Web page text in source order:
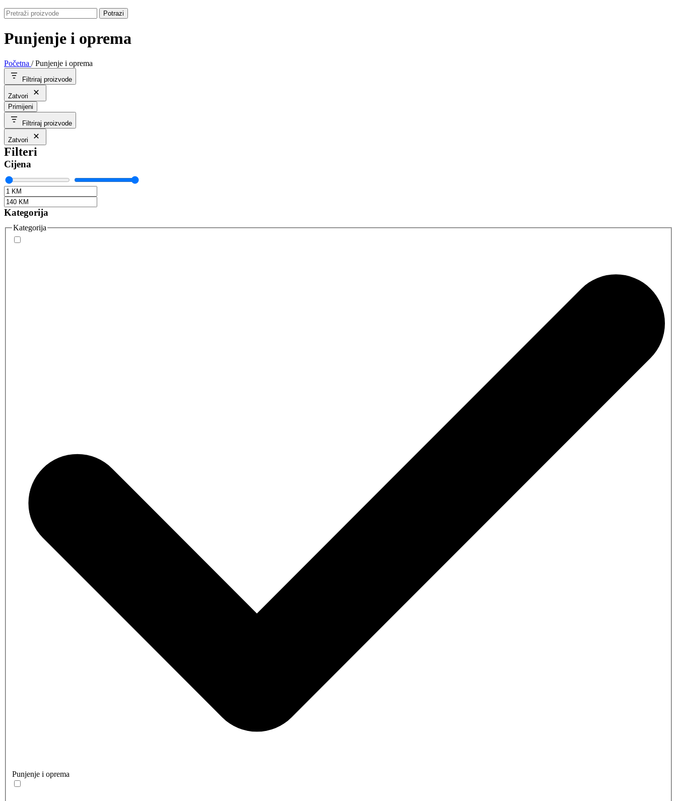
Potrazi
Punjenje i oprema
Početna / Punjenje i oprema
Filtriraj proizvode
Zatvori
Primijeni
Filtriraj proizvode
Zatvori
Filteri
Cijena
Kategorija
Kategorija
Punjenje i oprema